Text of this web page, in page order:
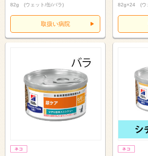
82g (ウェット/缶/バラ)
取扱い病院
82g×24 (ウ